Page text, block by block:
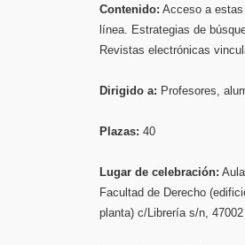
Contenido: Acceso a
línea. Estrategias de
Revistas electrónicas
Dirigido a: Profesores,
Plazas: 40
Lugar de celebración:
Facultad de Derecho
planta) c/Librería s/n, 47002